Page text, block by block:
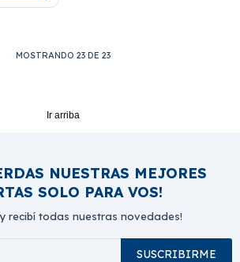
MOSTRANDO 23 DE 23
Ir arriba
NUESTRAS MEJORES
SOLO PARA VOS!
y recibí todas nuestras novedades!
SUSCRIBIRME